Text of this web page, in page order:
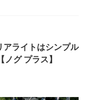
アライトはシンプル
グ プラス】